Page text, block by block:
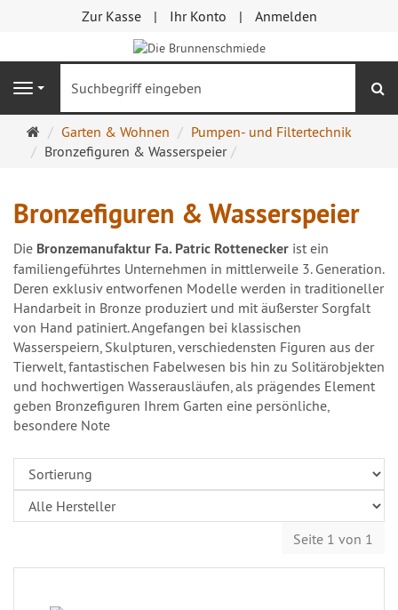
Zur Kasse Ihr Konto Anmelden
Navigation
Startseite
Garten & Wohnen
Pumpen- und Filtertechnik
Bronzefiguren & Wasserspeier
Bronzefiguren & Wasserspeier
Die Bronzemanufaktur Fa. Patric Rottenecker ist ein
familiengeführtes Unternehmen in mittlerweile 3. Generation.
Deren exklusiv entworfenen Modelle werden in traditioneller
Handarbeit in Bronze produziert und mit äußerster Sorgfalt
von Hand patiniert. Angefangen bei klassischen
Wasserspeiern, Skulpturen, verschiedensten Figuren aus der
Tierwelt, fantastischen Fabelwesen bis hin zu Solitärobjekten
und hochwertigen Wasserausläufen, als prägendes Element
geben Bronzefiguren Ihrem Garten eine persönliche,
besondere Note
Seite 1 von 1